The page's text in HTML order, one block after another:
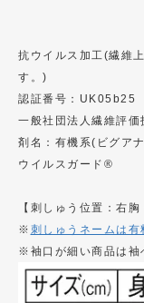
抗ウイルス加工(繊維
す。)
認証番号：UK05b25
一般社団法人繊維評価
剤名：有機系(ビグア
ウイルスガード®
【刺しゅう位置：右胸
※ 刺しゅうネームは有
※袖口が細い商品は袖